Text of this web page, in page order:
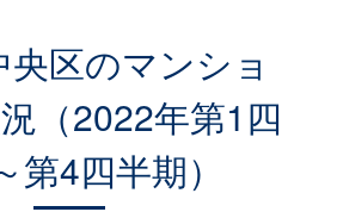
区のマンショ
（2022年第1四
第4四半期）